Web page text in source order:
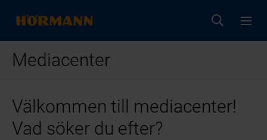
Mediacenter
Välkommen till mediacenter!
Vad söker du efter?